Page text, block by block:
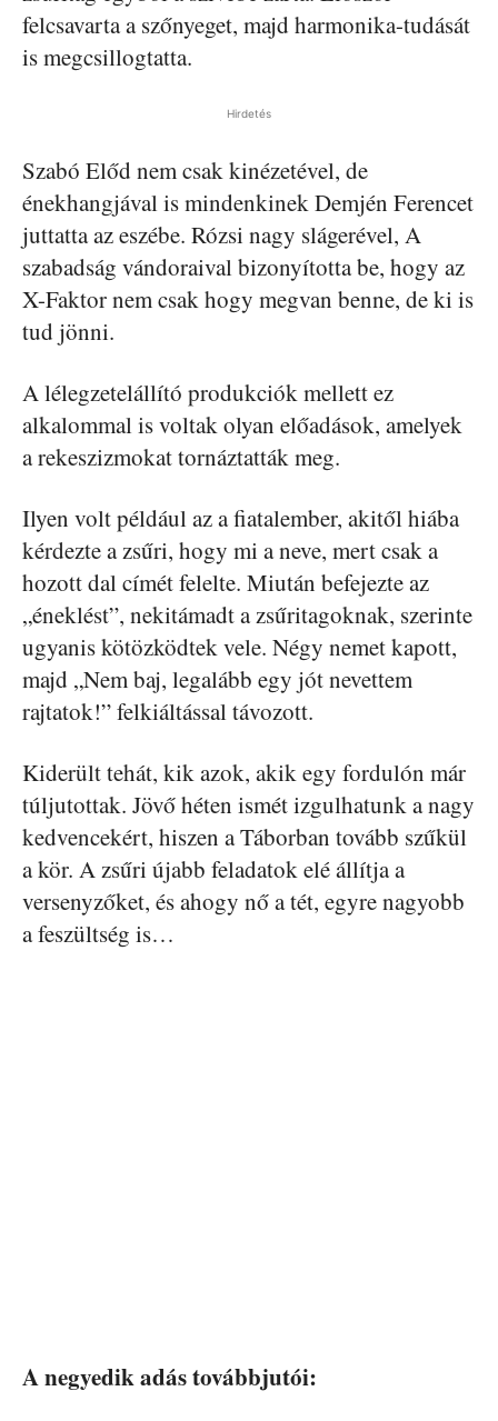
felcsavarta a szőnyeget, majd harmonika-tudását
is megcsillogtatta.
Hirdetés
Szabó Előd nem csak kinézetével, de
énekhangjával is mindenkinek Demjén Ferencet
juttatta az eszébe. Rózsi nagy slágerével, A
szabadság vándoraival bizonyította be, hogy az
X-Faktor nem csak hogy megvan benne, de ki is
tud jönni.
A lélegzetelállító produkciók mellett ez
alkalommal is voltak olyan előadások, amelyek
a rekeszizmokat tornáztatták meg.
Ilyen volt például az a fiatalember, akitől hiába
kérdezte a zsűri, hogy mi a neve, mert csak a
hozott dal címét felelte. Miután befejezte az
„éneklést”, nekitámadt a zsűritagoknak, szerinte
ugyanis kötözködtek vele. Négy nemet kapott,
majd „Nem baj, legalább egy jót nevettem
rajtatok!” felkiáltással távozott.
Kiderült tehát, kik azok, akik egy fordulón már
túljutottak. Jövő héten ismét izgulhatunk a nagy
kedvencekért, hiszen a Táborban tovább szűkül
a kör. A zsűri újabb feladatok elé állítja a
versenyzőket, és ahogy nő a tét, egyre nagyobb
a feszültség is…
A negyedik adás továbbjutói: